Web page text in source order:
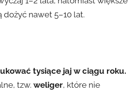
nawet 5–10 lat.
tysiące jaj w ciągu roku.
tzw.weliger, które nie